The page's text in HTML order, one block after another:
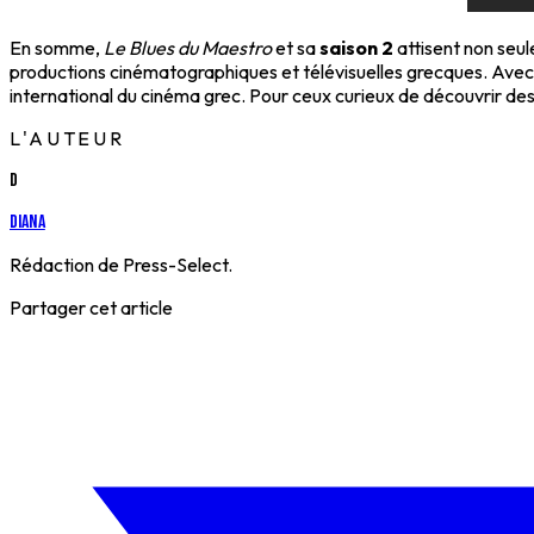
En somme, Le Blues du Maestroet sasaison 2 attisent non
productions cinématographiques et télévisuelles grecques.
international du cinéma grec. Pour ceux curieux de découvrir
L'AUTEUR
D
Diana
Rédaction de Press-Select.
Partager cet article